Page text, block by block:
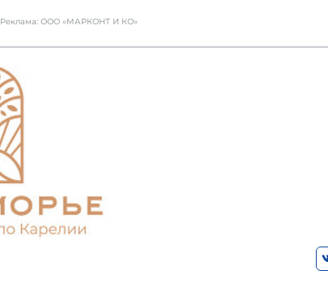
Реклама: ООО «МАРКОНТ И КО»